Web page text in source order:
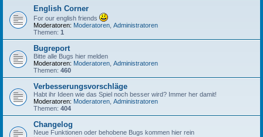
English Corner
For our english friends
Moderatoren: Moderatoren Administratoren
Themen: 1
Bugreport
Bitte alle Bugs hier melden
Moderatoren: Moderatoren Administratoren
Themen: 460
Verbesserungsvorschläge
Habt ihr Ideen wie das Spiel noch besser wird? Immer her damit!
Moderatoren: Moderatoren Administratoren
Themen: 404
Changelog
Neue Funktionen oder behobene Bugs kommen hier rein